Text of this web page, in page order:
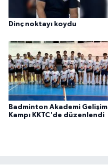
Dinç noktayı koydu
Badminton Akademi Gelişim
Kampı KKTC'de düzenlendi